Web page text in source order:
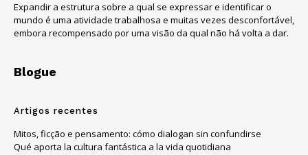
Expandir a estrutura sobre a qual se expressar e identificar o
mundo é uma atividade trabalhosa e muitas vezes desconfortável,
embora recompensado por uma visão da qual não há volta a dar.
Blogue
Artigos recentes
Mitos, ficção e pensamento: cómo dialogan sin confundirse
Qué aporta la cultura fantástica a la vida quotidiana